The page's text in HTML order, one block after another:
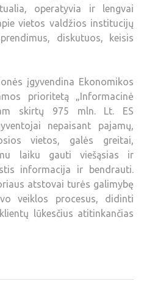
operatyvia ir lengvai
vietos valdžios institucijų
diskutuos, keisis
įgyvendina Ekonomikos
prioritetą „Informacinė
skirtų 975 mln. Lt. ES
nepaisant pajamų,
vietos, galės greitai,
laiku gauti viešąsias ir
informacija ir bendrauti.
atstovai turės galimybę
veiklos procesus, didinti
lūkesčius atitinkančias